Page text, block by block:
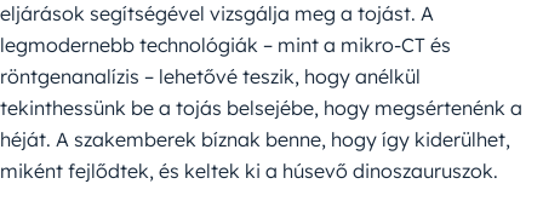
eljárások segítségével vizsgálja meg a tojást. A
legmodernebb technológiák – mint a mikro-CT és
röntgenanalízis – lehetővé teszik, hogy anélkül
tekinthessünk be a tojás belsejébe, hogy megsértenénk a
héját. A szakemberek bíznak benne, hogy így kiderülhet,
miként fejlődtek, és keltek ki a húsevő dinoszauruszok.